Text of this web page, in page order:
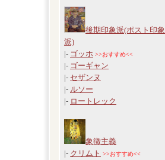
後期印象派(ポスト印象
派)
|- ゴッホ >>おすすめ<<
|- ゴーギャン
|- セザンヌ
|- ルソー
|- ロートレック
象徴主義
|- クリムト >>おすすめ<<